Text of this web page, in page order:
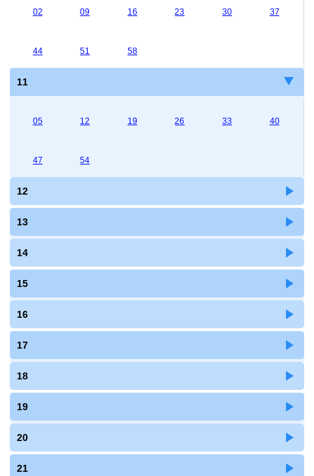
02 09 16 23 30 37
44 51 58
11
05 12 19 26 33 40
47 54
12
13
14
15
16
17
18
19
20
21